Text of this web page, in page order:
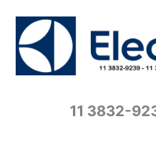
conteúdo
11 3832-